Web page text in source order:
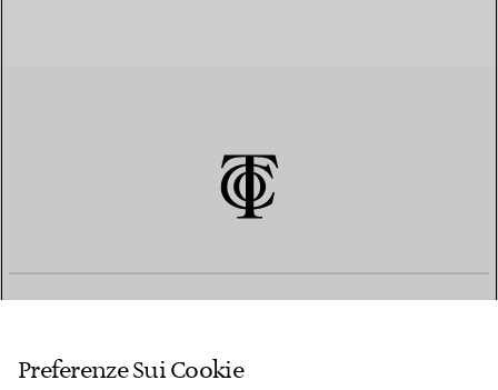
Preferenze Sui Cookie